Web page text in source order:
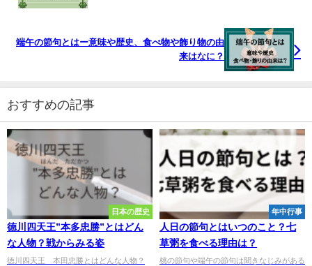
端午の節句とはー意味や歴史、食べ物や飾り物の由
来はなに？
おすすめの記事
日本の歴史
徳川四天王”本多忠勝”とはどん
な人物？戦からみる姿
徳川四天王 本田忠勝とはどんな人物？
年中行事
人日の節句とはいつのこと？七
草粥を食べる理由は？
桃の節句や端午の節句は聞きなじみがある